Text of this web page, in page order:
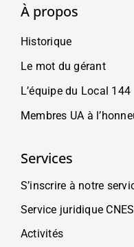
À propos
Historique
Le mot du gérant
L’équipe du Local 144
Membres UA à
Services
S’inscrire à notre
Service juridique
Activités